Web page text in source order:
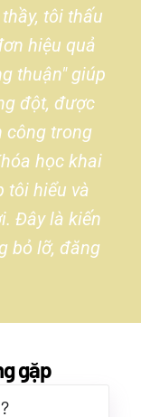
tôi thấu
hiệu quả
thuận" giúp
đột, được
công trong
học khai
tôi hiểu và
Đây là kiến
bỏ lỡ, đăng
gặp